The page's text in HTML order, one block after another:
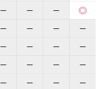
－ － － ◎
－ － －
－
－ － －
－
－ － －
－
－ － －
－